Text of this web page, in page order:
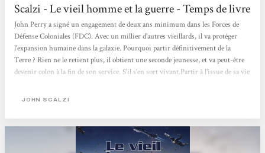
Scalzi - Le vieil homme et la guerre - Temps de livre
John Perry a signé un engagement de deux ans minimum dans les Forces de
Défense Coloniales (FDC). Avec un millier d'autres vieillards, il va protéger
l'expansion humaine dans la galaxie. Pourquoi partir définitivement de la
Terre ? Rien ne le retient plus, il obtient une seconde jeunesse, et va peut-être
devenir colon à la fin de son service. S'il s'en sort vivant.Partir à l'issue de sa vie
l'expansion humaine. Résumer l'histoire de John Perry est simple, mais la
réussi...
JOHN SCALZI